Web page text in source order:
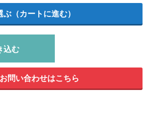
込む